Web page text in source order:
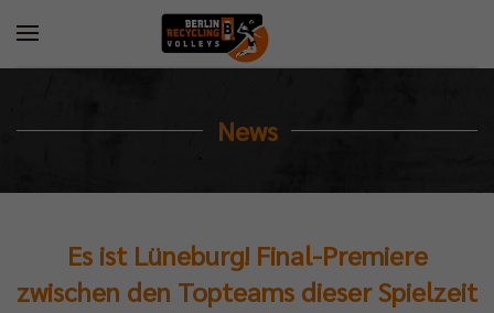
News
Es ist Lüneburg! Final-Premiere
zwischen den Topteams dieser Spielzeit